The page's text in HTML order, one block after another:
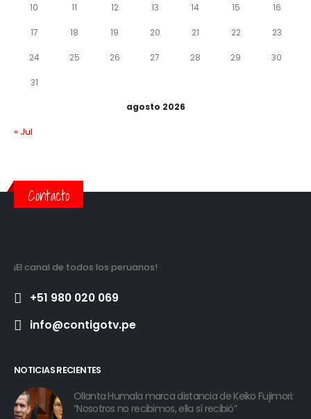
agosto 2026
10 11 12 13 14 15 16
17 18 19 20 21 22 23
24 25 26 27 28 29 30
31
« Jul
Contacto
¡El canal de todos los peruanos!
+51 980 020 069
info@contigotv.pe
NOTICIAS RECIENTES
Ollanta Humala marca distancia de Keiko Fujimori:
“Nosotros no recibimos, ella sí recibió”